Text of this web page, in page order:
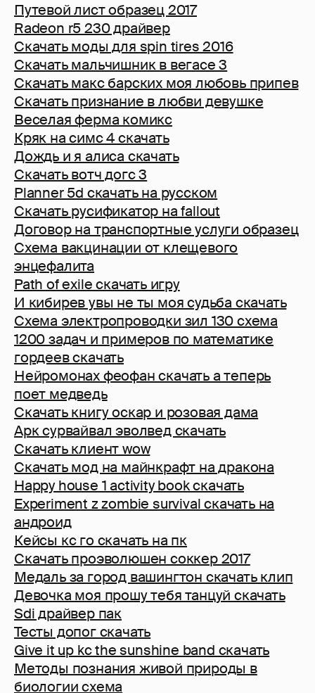
Путевой лист образец 2017
Radeon r5 230 драйвер
Скачать моды для spin tires 2016
Скачать мальчишник в вегасе 3
Скачать макс барских моя любовь припев
Скачать признание в любви девушке
Веселая ферма комикс
Кряк на симс 4 скачать
Дождь и я алиса скачать
Скачать вотч догс 3
Planner 5d скачать на русском
Скачать русификатор на fallout
Договор на транспортные услуги образец
Схема вакцинации от клещевого
энцефалита
Path of exile скачать игру
И кибирев увы не ты моя судьба скачать
Схема электропроводки зил 130 схема
1200 задач и примеров по математике
гордеев скачать
Нейромонах феофан скачать а теперь
поет медведь
Скачать книгу оскар и розовая дама
Арк сурвайвал эволвед скачать
Скачать клиент wow
Скачать мод на майнкрафт на дракона
Happy house 1 activity book скачать
Experiment z zombie survival скачать на
андроид
Кейсы кс го скачать на пк
Скачать проэволюшен соккер 2017
Медаль за город вашингтон скачать клип
Девочка моя прошу тебя танцуй скачать
Sdi драйвер пак
Тесты допог скачать
Give it up kc the sunshine band скачать
Методы познания живой природы в
биологии схема